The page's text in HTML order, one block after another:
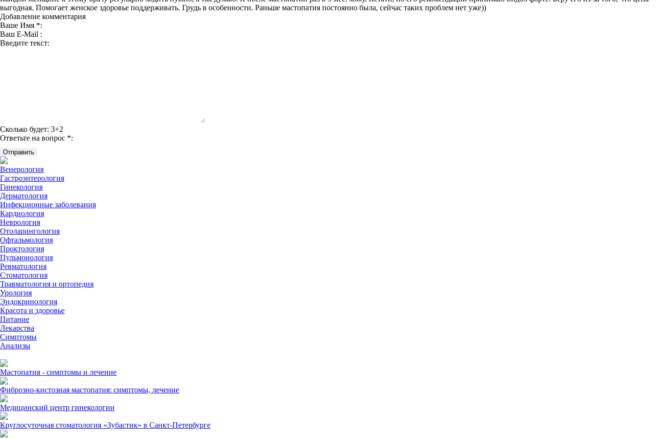
выгодная. Помогает женское здоровье поддерживать. Грудь в особенности. Раньше мастопатия постоянно была, сейчас таких проблем нет уже))
Добавление комментария
Ваше Имя *:
Ваш E-Mail :
Введите текст:
Сколько будет: 3+2
Ответьте на вопрос *:
Венерология
Гастроэнтерология
Гинекология
Дерматология
Инфекционные заболевания
Кардиология
Неврология
Отоларингология
Офтальмология
Проктология
Пульмонология
Ревматология
Стоматология
Травматология и ортопедия
Урология
Эндокринология
Красота и здоровье
Питание
Лекарства
Симптомы
Анализы
Мастопатия - симптомы и лечение
Фиброзно-кистозная мастопатия: симптомы, лечение
Медицинский центр гинекологии
Круглосуточная стоматология «Зубастик» в Санкт-Петербурге